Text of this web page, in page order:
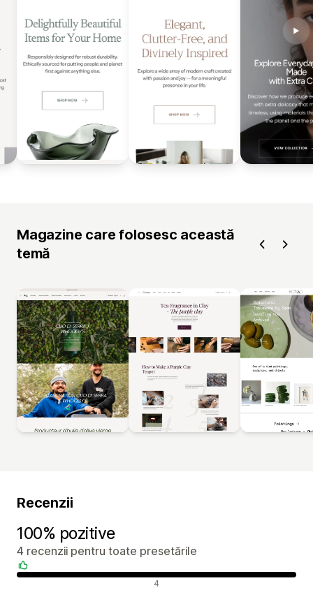
Magazine care folosesc această
temă
Recenzii
100% pozitive
4 recenzii pentru toate presetările
Recenzii pozitive 4